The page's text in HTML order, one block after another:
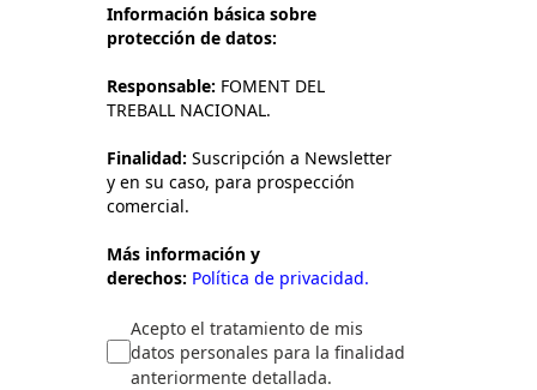
Información básica sobre
protección de datos:
Responsable: FOMENT DEL
TREBALL NACIONAL.
Finalidad: Suscripción a Newsletter
y en su caso, para prospección
comercial.
Más información y
derechos: Política de privacidad.
Acepto el tratamiento de mis
datos personales para la finalidad
anteriormente detallada.